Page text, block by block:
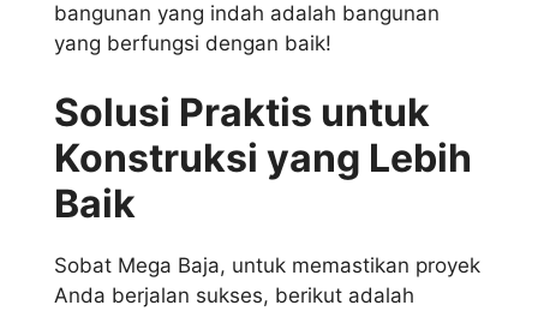
bangunan yang indah adalah bangunan
yang berfungsi dengan baik!
Solusi Praktis untuk
Konstruksi yang Lebih
Baik
Sobat Mega Baja, untuk memastikan proyek
Anda berjalan sukses, berikut adalah